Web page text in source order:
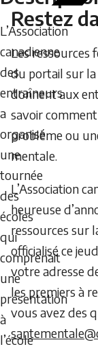
L’Association
canadienne
des
entraîneurs
a
organisé
une
tournée
des
écoles
qui
comprenait
une
présentation
à
l’école
Restez
Les ressources
du portail sur la
donnent aux
savoir
problème ou
mentale.
L’Association
heureuse
ressources sur
officialisé ce
votre adresse
les premiers à
vous avez des